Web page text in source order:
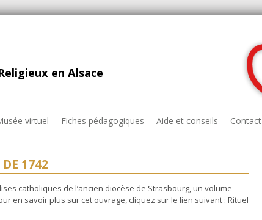
en Alsace
virtuel Fiches pédagogiques Aide et conseils Contact
DE 1742
catholiques de l’ancien diocèse de Strasbourg, un volume
en savoir plus sur cet ouvrage, cliquez sur le lien suivant : Rituel